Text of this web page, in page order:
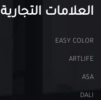
العلامات التجارية
EASY COLOR
ARTLIFE
ASA
DALI